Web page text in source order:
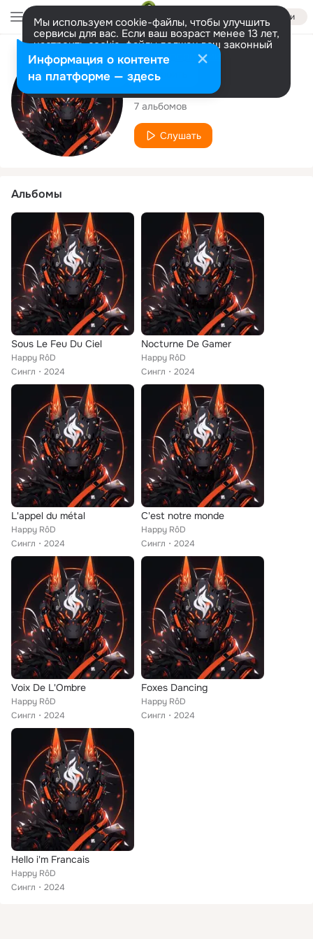
Войти
Мы используем cookie-файлы, чтобы улучшить
сервисы для вас. Если ваш возраст менее 13 лет,
настроить cookie-файлы должен ваш законный
представитель. Больше информации
Разрешить все Настроить
Исполнитель
Happy RôD
7 альбомов
Слушать
Альбомы
Sous Le Feu Du Ciel
Happy RôD
Сингл
2024
Nocturne De Gamer
Happy RôD
Сингл
2024
L'appel du métal
Happy RôD
Сингл
2024
C'est notre monde
Happy RôD
Сингл
2024
Voix De L'Ombre
Happy RôD
Сингл
2024
Foxes Dancing
Happy RôD
Сингл
2024
Hello i'm Francais
Happy RôD
Сингл
2024
Информация о контенте
на платформе — здесь